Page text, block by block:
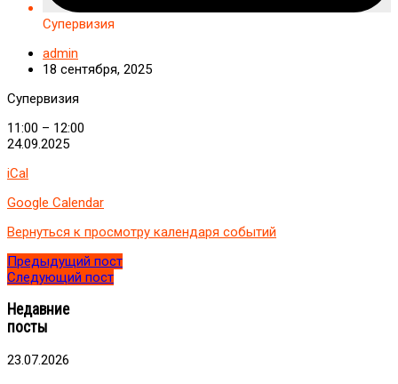
Супервизия
admin
18 сентября, 2025
Супервизия
11:00 – 12:00
24.09.2025
iCal
Google Calendar
Вернуться к просмотру календаря событий
Предыдущий пост
Следующий пост
Недавние
посты
23.07.2026